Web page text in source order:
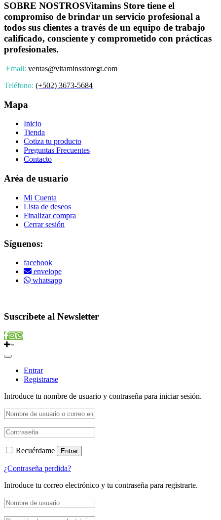
SOBRE NOSTROSVitamins Store tiene el
compromiso de brindar un servicio profesional a
todos sus clientes a través de un equipo de trabajo
calificado, consciente y comprometido con prácticas
profesionales.
Email: ventas@vitaminsstoregt.com
Teléfono: (+502) 3673-5684
Mapa
Inicio
Tienda
Cotiza tu producto
Preguntas Frecuentes
Contacto
Aréa de usuario
Mi Cuenta
Lista de deseos
Finalizar compra
Cerrar sesión
Síguenos:
facebook
envelope
whatsapp
Suscríbete al Newsletter
Entrar
Registrarse
Introduce tu nombre de usuario y contraseña para iniciar sesión.
Recuérdame Entrar
¿Contraseña perdida?
Introduce tu correo electrónico y tu contraseña para registrarte.